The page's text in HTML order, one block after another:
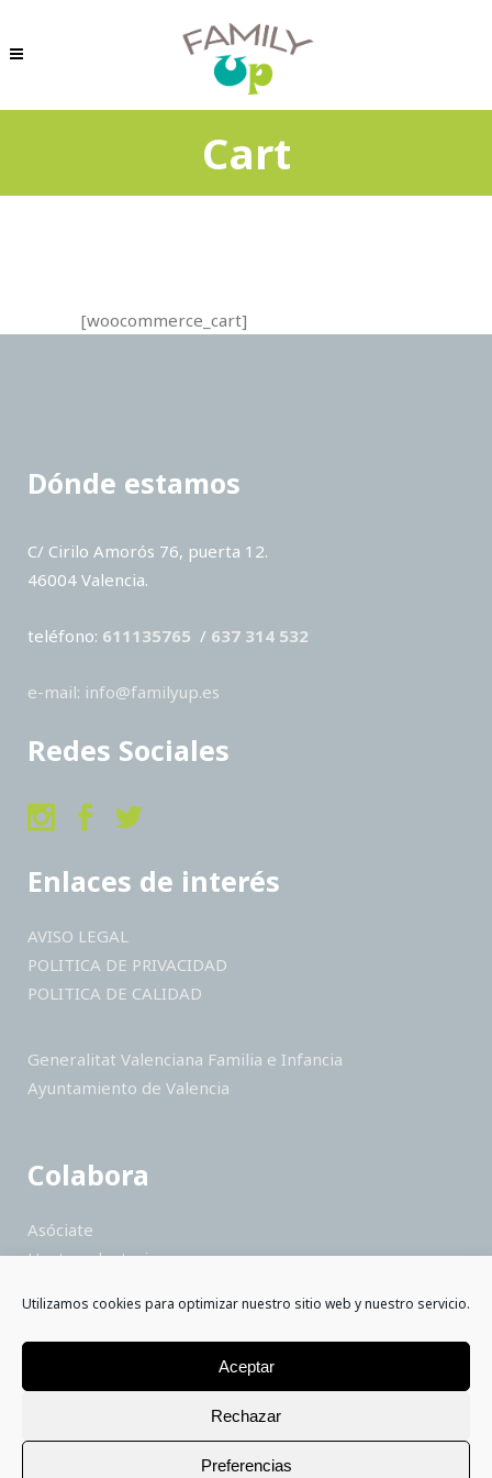
Utilizamos cookies para optimizar nuestro sitio web y nuestro servicio.
Aceptar
Rechazar
Preferencias
Cart
[woocommerce_cart]
Dónde estamos
C/ Cirilo Amorós 76, puerta 12.
46004 Valencia.
teléfono: 611135765 / 637 314 532
e-mail: info@familyup.es
Redes Sociales
Enlaces de interés
AVISO LEGAL
POLITICA DE PRIVACIDAD
POLITICA DE CALIDAD
Generalitat Valenciana Familia e Infancia
Ayuntamiento de Valencia
Colabora
Asóciate
Hazte voluntario
Colabora como empresa
Saber más